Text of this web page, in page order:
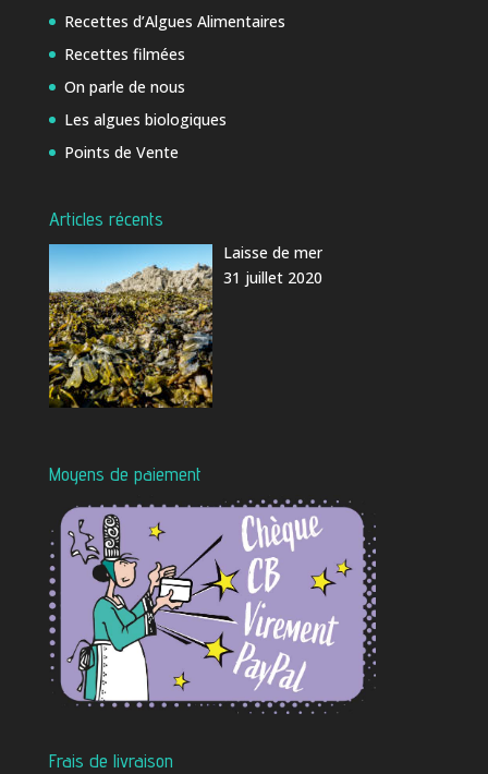
Recettes d’Algues Alimentaires
Recettes filmées
On parle de nous
Les algues biologiques
Points de Vente
Articles récents
Laisse de mer
31 juillet 2020
Moyens de paiement
Frais de livraison